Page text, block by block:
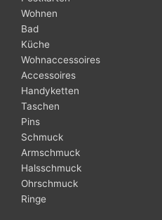
Wohnen
Bad
Küche
Wohnaccessoires
Accessoires
Handyketten
Taschen
Pins
Schmuck
Armschmuck
Halsschmuck
Ohrschmuck
Ringe